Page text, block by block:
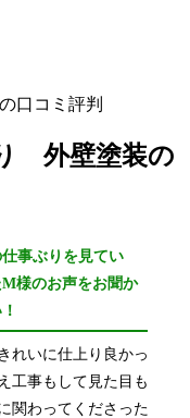
口コミ評判
外壁塗装の
事ぶりを見てい
様のお声をお聞か
れいに仕上り良かっ
工事もして見た目も
関わってくださった